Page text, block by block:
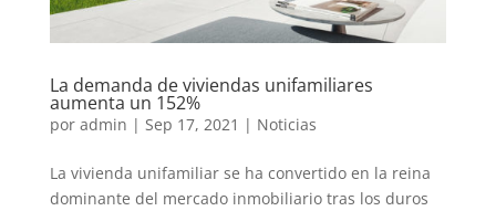
La demanda de viviendas unifamiliares
aumenta un 152%
por admin | Sep 17, 2021 | Noticias
La vivienda unifamiliar se ha convertido en la reina
dominante del mercado inmobiliario tras los duros